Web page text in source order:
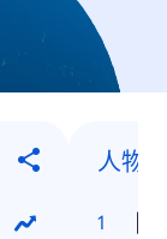
人物
陳